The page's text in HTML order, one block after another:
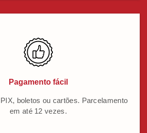
Pagamento fácil
boletos ou cartões. Parcelamento
em até 12 vezes.